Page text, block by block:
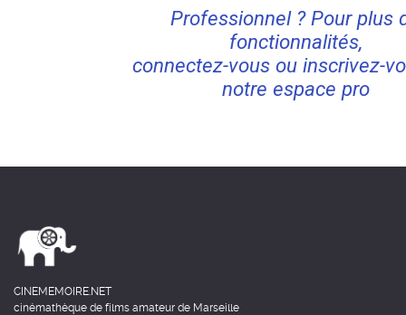
Professionnel ? Pour plus
fonctionnalités,
connectez-vous ou inscrivez-
notre espace pro
CINEMEMOIRE.NET
cinémathèque de films amateur de Marseille